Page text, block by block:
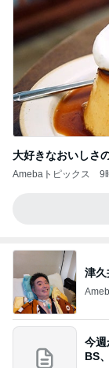
大好きなおいしさ
Amebaトピックス 9
津久
今
BS